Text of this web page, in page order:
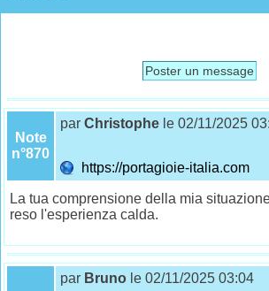
Poster un message
Note
n°870
parChristophe le 02/11/2025
https://portagioie-italia.com
La tua comprensione della mia
reso l'esperienza calda.
par Bruno le 02/11/2025 03:04